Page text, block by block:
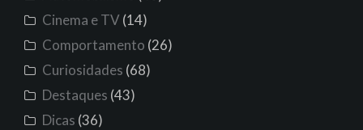
Cinema e TV(14)
Comportamento (26)
Curiosidades (68)
Destaques (43)
Dicas (36)